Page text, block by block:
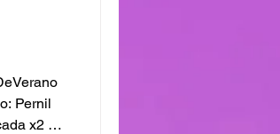
Pernil